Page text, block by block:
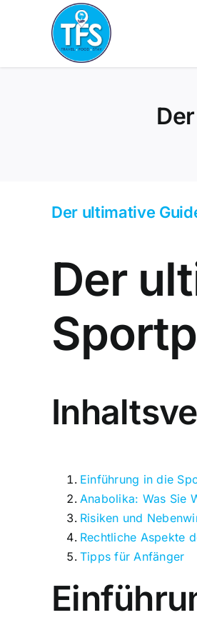
Der ultimative
Der
Einführung in die
Anabolika: Was Sie
Risiken und
Rechtliche Aspekte
Tipps für Anfänger